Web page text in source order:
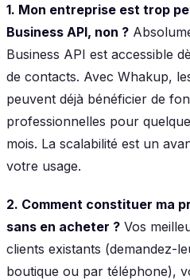
1. Mon entreprise est trop
Business API, non ?
Business API est accessible
de contacts. Avec Whakup,
peuvent déjà bénéficier de
professionnelles pour
mois. La scalabilité est un
votre usage.
2. Comment constituer ma
sans en acheter ? Vos
clients existants (demandez-
boutique ou par téléphone),